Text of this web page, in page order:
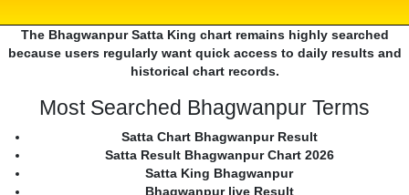
The Bhagwanpur Satta King chart remains highly searched
because users regularly want quick access to daily results and
historical chart records.
Most Searched Bhagwanpur Terms
Satta Chart Bhagwanpur Result
Satta Result Bhagwanpur Chart 2026
Satta King Bhagwanpur
Bhagwanpur live Result